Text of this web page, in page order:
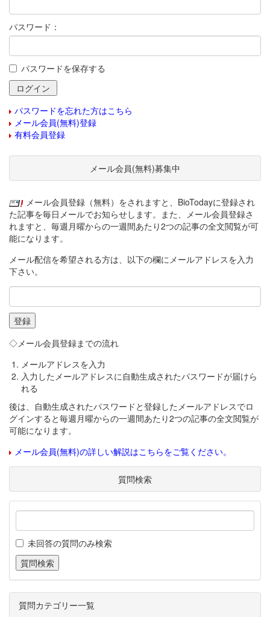
パスワード：
パスワードを保存する
パスワードを忘れた方はこちら
メール会員(無料)登録
有料会員登録
メール会員(無料)募集中
メール会員登録（無料）をされますと、BioTodayに登録され
た記事を毎日メールでお知らせします。また、メール会員登録さ
れますと、毎週月曜からの一週間あたり2つの記事の全文閲覧が可
能になります。
メール配信を希望される方は、以下の欄にメールアドレスを入力
下さい。
◇メール会員登録までの流れ
メールアドレスを入力
入力したメールアドレスに自動生成されたパスワードが届けら
れる
後は、自動生成されたパスワードと登録したメールアドレスでロ
グインすると毎週月曜からの一週間あたり2つの記事の全文閲覧が
可能になります。
メール会員(無料)の詳しい解説はこちらをご覧ください。
質問検索
未回答の質問のみ検索
質問カテゴリー一覧